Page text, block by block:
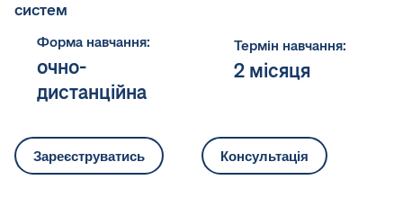
Форма навчання: Термін навчання:
очно-
дистанційна
2 місяця
систем
Зареєструватись Консультація